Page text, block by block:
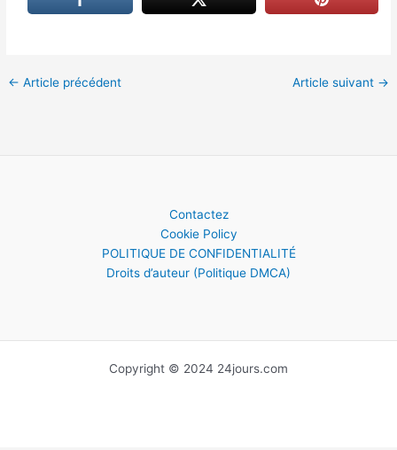
← Article précédent Article suivant →
Contactez
Cookie Policy
POLITIQUE DE CONFIDENTIALITÉ
Droits d’auteur (Politique DMCA)
Copyright © 2024 24jours.com